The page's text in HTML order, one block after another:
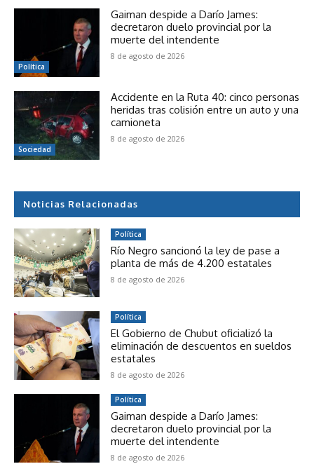
Política
Gaiman despide a Darío James:
decretaron duelo provincial por la
muerte del intendente
8 de agosto de 2026
Sociedad
Accidente en la Ruta 40: cinco personas
heridas tras colisión entre un auto y una
camioneta
8 de agosto de 2026
Noticias Relacionadas
Política
Río Negro sancionó la ley de pase a
planta de más de 4.200 estatales
8 de agosto de 2026
Política
El Gobierno de Chubut oficializó la
eliminación de descuentos en sueldos
estatales
8 de agosto de 2026
Política
Gaiman despide a Darío James:
decretaron duelo provincial por la
muerte del intendente
8 de agosto de 2026